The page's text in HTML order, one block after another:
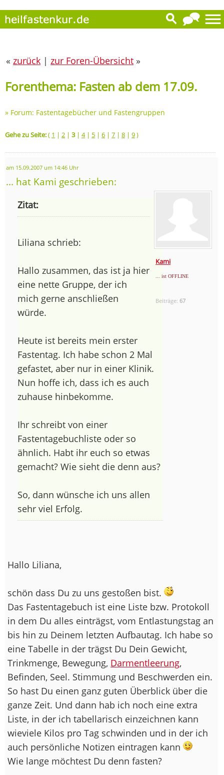
« zurück | zur Foren-Übersicht »
Forenthema: Fasten ab dem 17.09.
» Forum: Fastentagebücher und Fastengruppen
Gehe zu Seite:( 1 | 2 | 3| 4| 5 | 6 | 7 | 8 | 9)
am 15.09.2007 um 14:46 Uhr
... hat Kami geschrieben:
Kami
... ist OFFLINE
Beiträge:67
Zitat:
Liliana schrieb:
Hallo zusammen, das ist ja hier
eine nette Gruppe, der ich
mich gerne anschließen
würde.
Heute ist bereits mein erster
Fastentag. Ich habe schon 2 Mal
gefastet, aber nur in einer Klinik.
Nun hoffe ich, dass ich es auch
zuhause hinbekomme.
Ihr schreibt von einer
Fastentagebuchliste oder so
ähnlich. Habt ihr euch so etwas
gemacht? Wie sieht die denn aus?
So, dann wünsche ich uns allen
sehr viel Erfolg.
Hallo Liliana,
schön dass Du zu uns gestoßen bist.
Das Fastentagebuch ist eine Liste bzw. Protokoll
in dem Du alles einträgst, vom Entlastungstag an
bis hin zu Deinem letzten Aufbautag. Ich habe so
eine Tabelle in der trägst Du Dein Gewicht,
Trinkmenge, Bewegung, Darmentleerung,
Befinden, Seel. Stimmung und Beschwerden ein.
So hast Du einen ganz guten Überblick über die
ganze Zeit. Und dann hab ich noch eine extra
Liste, in der ich tabellarisch einzeichnen kann
wieviele Kilos pro Tag schwinden und in der ich
auch persönliche Notizen eintragen kann
Wie lange möchtest Du denn fasten?